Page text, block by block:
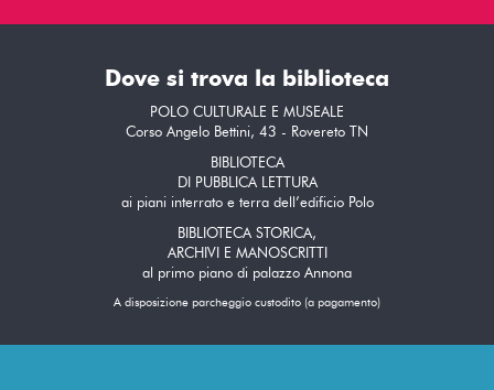
Dove si trova la biblioteca
POLO CULTURALE E MUSEALE
Corso Angelo Bettini, 43 - Rovereto TN
BIBLIOTECA
DI PUBBLICA LETTURA
ai piani interrato e terra dell’edificio Polo
BIBLIOTECA STORICA,
ARCHIVI E MANOSCRITTI
al primo piano di palazzo Annona
A disposizione parcheggio custodito (a pagamento)